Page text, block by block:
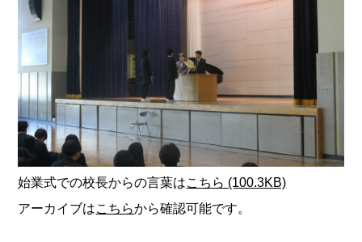
始業式での校長からの言葉はこちら (100.3KB)
アーカイブはこちらから確認可能です。